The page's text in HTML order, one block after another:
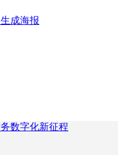
生成海报
数字化新征程